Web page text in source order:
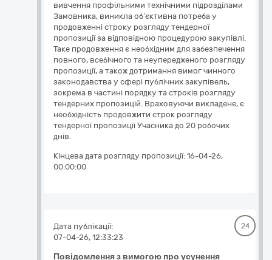
вивчення профільними технічними підрозділами
Замовника, виникла об’єктивна потреба у
продовженні строку розгляду тендерної
пропозиції за відповідною процедурою закупівлі.
Таке продовження є необхідним для забезпечення
повного, всебічного та неупередженого розгляду
пропозиції, а також дотримання вимог чинного
законодавства у сфері публічних закупівель,
зокрема в частині порядку та строків розгляду
тендерних пропозицій. Враховуючи викладене, є
необхідність продовжити строк розгляду
тендерної пропозиції Учасника до 20 робочих
днів.
Кінцева дата розгляду пропозиції: 16-04-26,
00:00:00
Повідомлення з вимогою про усунення
Дата публікації:
07-04-26, 12:33:23
24